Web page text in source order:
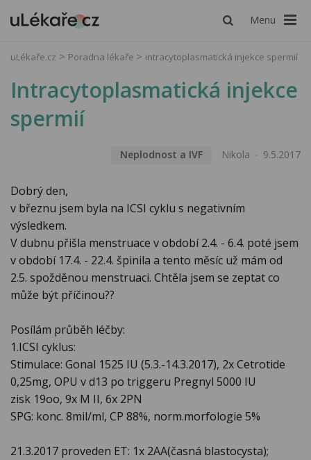
Menu
uLékaře.cz Poradna lékaře intracytoplasmatická injekce spermií
Intracytoplasmatická injekce
spermií
Neplodnost a IVF Nikola 9.5.2017
Dobrý den,
v březnu jsem byla na ICSI cyklu s negativním
výsledkem.
V dubnu přišla menstruace v období 2.4. - 6.4. poté jsem
v období 17.4. - 22.4. špinila a tento měsíc už mám od
2.5. spožděnou menstruaci. Chtěla jsem se zeptat co
může být příčinou??
Posílám průběh léčby:
1.ICSI cyklus:
Stimulace: Gonal 1525 IU (5.3.-14.3.2017), 2x Cetrotide
0,25mg, OPU v d13 po triggeru Pregnyl 5000 IU
zisk 19oo, 9x M II, 6x 2PN
SPG: konc. 8mil/ml, CP 88%, norm.morfologie 5%
21.3.2017 proveden ET: 1x 2AA(časná blastocysta);